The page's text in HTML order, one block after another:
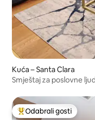
Kuća – Santa Clara
Smještaj za poslovne
Među najviše
Odabrali gosti